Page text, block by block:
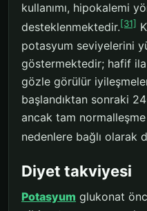
kullanımı, hipokalemi
desteklenmektedir.[31]
potasyum seviyelerini
göstermektedir; hafif
gözle görülür
başlandıktan sonraki
ancak tam
nedenlere bağlı olarak
Diyet takviyesi
Potasyum glukonat